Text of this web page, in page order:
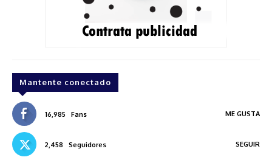
Mantente conectado
16,985 Fans ME GUSTA
2,458 Seguidores SEGUIR